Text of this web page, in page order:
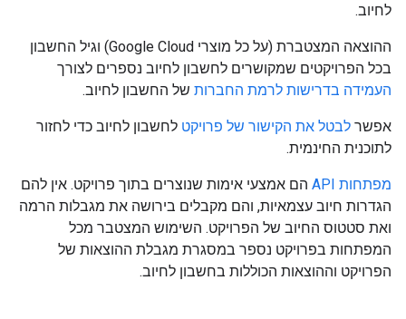
לחיוב.
ההוצאה המצטברת (על כל מוצרי Google Cloud) וגיל החשבון
בכל הפרויקטים שמקושרים לחשבון לחיוב נספרים לצורך
העמידה בדרישות לרמת החברות של החשבון לחיוב.
אפשר לבטל את הקישור של פרויקט לחשבון לחיוב כדי לחזור
לתוכנית החינמית.
מפתחות API
הם אמצעי אימות שנוצרים בתוך פרויקט. אין להם
הגדרות חיוב עצמאיות, והם מקבלים בירושה את מגבלות הרמה
ואת סטטוס החיוב של הפרויקט. השימוש המצטבר מכל
המפתחות בפרויקט נספר במסגרת מגבלת ההוצאות של
הפרויקט וההוצאות הכוללות בחשבון לחיוב.